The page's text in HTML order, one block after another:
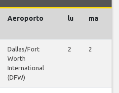
Aeroporto lu ma
Dallas/Fort
Worth
International
(DFW)
2 2